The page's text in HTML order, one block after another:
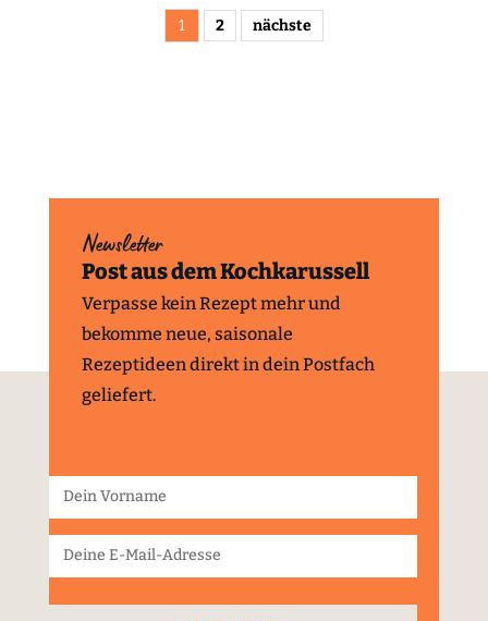
1 2 nächste
Newsletter
Post aus dem Kochkarussell
Verpasse kein Rezept mehr und
bekomme neue, saisonale
Rezeptideen direkt in dein Postfach
geliefert.